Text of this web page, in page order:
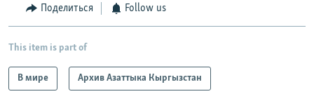
Поделиться Follow us
This item is part of
В мире Архив Азаттыка Кыргызстан